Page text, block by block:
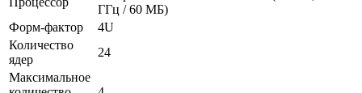
ГГц / 60 МБ)
Форм-фактор
4U
Количество
ядер
24
Максимальное